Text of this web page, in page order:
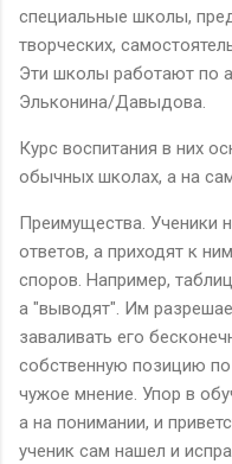
специальные школы,
творческих,
Эти школы работают по
Эльконина/Давыдова.
Курс воспитания в них
обычных школах, а на
Преимущества. Ученики
ответов, а приходят к
споров. Например,
а "выводят". Им
заваливать его
собственную позицию
чужое мнение. Упор в
а на понимании, и
ученик сам нашел и